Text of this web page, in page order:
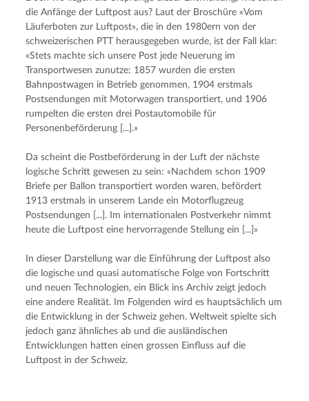
die Anfänge der Luftpost aus? Laut der Broschüre «Vom
Läuferboten zur Luftpost», die in den 1980ern von der
schweizerischen PTT herausgegeben wurde, ist der Fall klar:
«Stets machte sich unsere Post jede Neuerung im
Transportwesen zunutze: 1857 wurden die ersten
Bahnpostwagen in Betrieb genommen, 1904 erstmals
Postsendungen mit Motorwagen transportiert, und 1906
rumpelten die ersten drei Postautomobile für
Personenbeförderung [...].»
Da scheint die Postbeförderung in der Luft der nächste
logische Schritt gewesen zu sein: «Nachdem schon 1909
Briefe per Ballon transportiert worden waren, befördert
1913 erstmals in unserem Lande ein Motorflugzeug
Postsendungen [...]. Im internationalen Postverkehr nimmt
heute die Luftpost eine hervorragende Stellung ein [...]»
In dieser Darstellung war die Einführung der Luftpost also
die logische und quasi automatische Folge von Fortschritt
und neuen Technologien, ein Blick ins Archiv zeigt jedoch
eine andere Realität. Im Folgenden wird es hauptsächlich um
die Entwicklung in der Schweiz gehen. Weltweit spielte sich
jedoch ganz ähnliches ab und die ausländischen
Entwicklungen hatten einen grossen Einfluss auf die
Luftpost in der Schweiz.